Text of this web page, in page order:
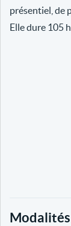
présentiel, de
Elle dure 105